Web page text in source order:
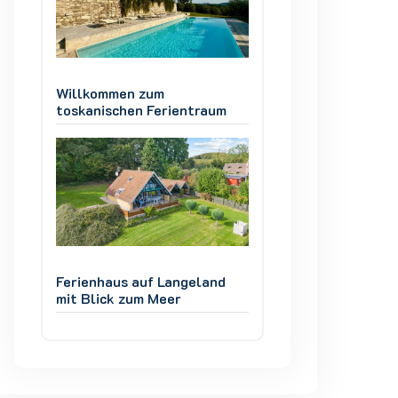
Willkommen zum
toskanischen Ferientraum
Ferienhaus auf Langeland
mit Blick zum Meer